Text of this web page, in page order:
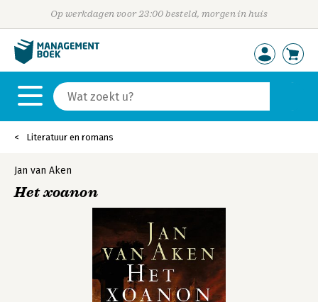
Op werkdagen voor 23:00 besteld, morgen in huis
Literatuur en romans
Jan van Aken
Het xoanon